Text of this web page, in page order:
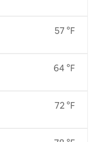
57 °F
64 °F
72 °F